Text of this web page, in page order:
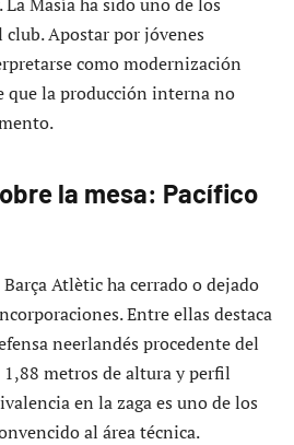
Masía ha sido uno de los
Apostar por jóvenes
como modernización
que la producción interna no
la mesa: Pacífico
Atlètic ha cerrado o dejado
Entre ellas destaca
neerlandés procedente del
metros de altura y perfil
en la zaga es uno de los
al área técnica.